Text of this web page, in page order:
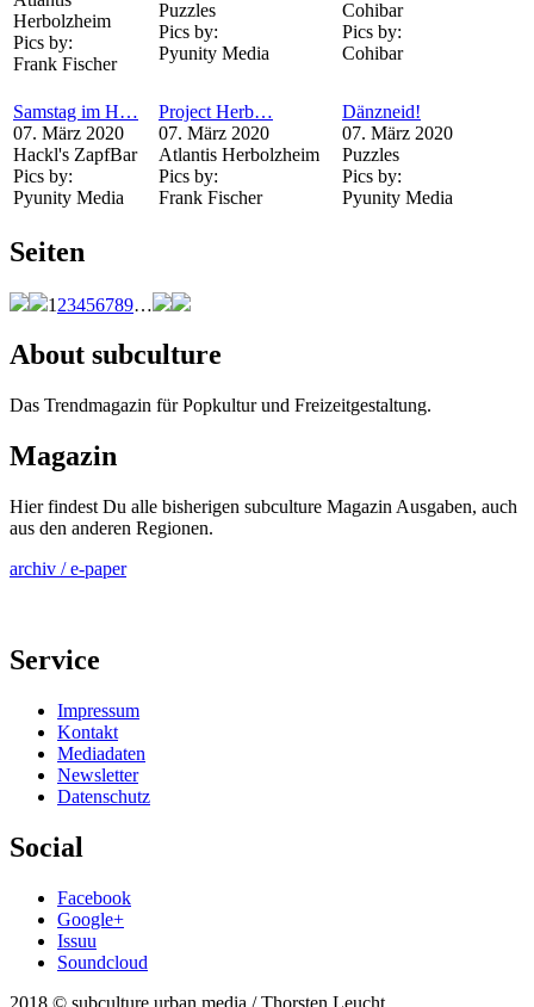
Herbolzheim
Pics by:
Frank Fischer
Puzzles
Pics by:
Pyunity Media
Cohibar
Pics by:
Cohibar
Samstag im H…
07. März 2020
Hackl's ZapfBar
Pics by:
Pyunity Media
Project Herb…
07. März 2020
Atlantis Herbolzheim
Pics by:
Frank Fischer
Dänzneid!
07. März 2020
Puzzles
Pics by:
Pyunity Media
Seiten
1 23456789…
About subculture
Das Trendmagazin für Popkultur und Freizeitgestaltung.
Magazin
Hier findest Du alle bisherigen subculture Magazin Ausgaben, auch
aus den anderen Regionen.
archiv / e-paper
Service
Impressum
Kontakt
Mediadaten
Newsletter
Datenschutz
Social
Facebook
Google+
Issuu
Soundcloud
2018 © subculture urban media / Thorsten Leucht